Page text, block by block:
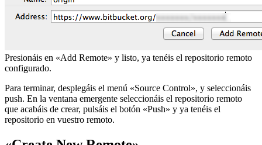
Presionáis en «Add Remote» y listo, ya tenéis el repositorio remoto
configurado.
Para terminar, desplegáis el menú «Source Control», y seleccionáis
push. En la ventana emergente seleccionáis el repositorio remoto
que acabáis de crear, pulsáis el botón «Push» y ya tenéis el
repositorio en vuestro remoto.